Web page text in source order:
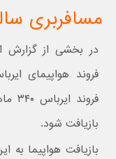
مسافربری
بازیافت شود.
بازیافت هواپیما به